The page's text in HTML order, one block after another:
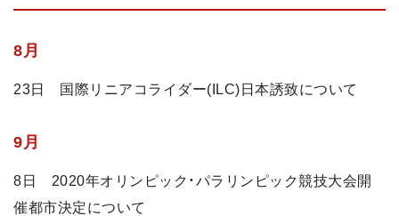
8月
23日 国際リニアコライダー(ILC)日本誘致について
9月
8日 2020年オリンピック・パラリンピック競技大会開
催都市決定について